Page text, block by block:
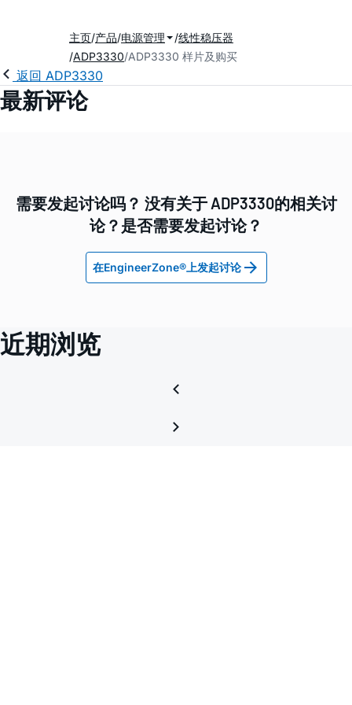
主页 产品 电源管理
线性稳压器
ADP3330 ADP3330 样片及购买
返回 ADP3330
最新评论
需要发起讨论吗？ 没有关于 ADP3330的相关讨
论？是否需要发起讨论？
在EngineerZone®上发起讨论
近期浏览